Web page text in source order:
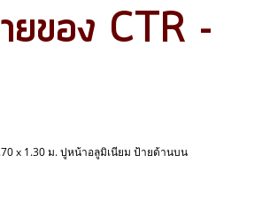
ยของ CTR -
x 1.30 ม. ปูหน้าอลูมิเนียม ป้ายด้านบน